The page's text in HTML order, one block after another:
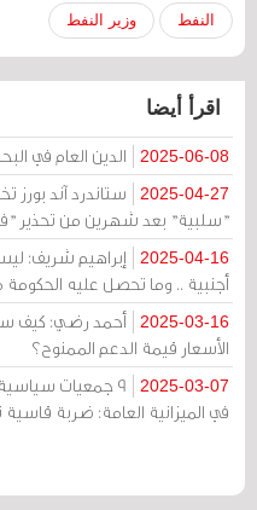
النفط وزير النفط
اقرأ أيضا
2025-06-08 الدين العام في
2025-04-27
ستاندرد آند بورز
"سلبية" بعد شهرين من تحذير
2025-04-16
إبراهيم شريف:
أجنبية .. وما تحصل عليه
2025-03-16
أحمد رضي: كيف
الأسعار قيمة الدعم الممنوح؟
2025-03-07
9 جمعيات
في الميزانية العامة: ضربة قاسية